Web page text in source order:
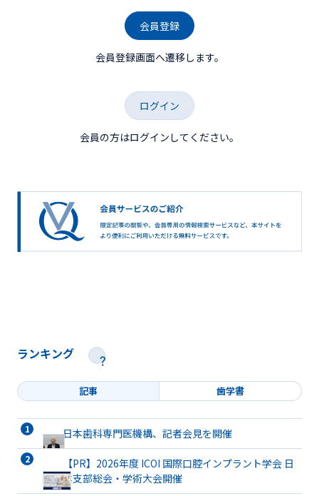
会員登録
会員登録画面へ遷移します。
ログイン
会員の方はログインしてください。
ランキング
記事 歯学書
日本歯科専門医機構、記者会見を開催
【PR】2026年度 ICOI 国際口腔インプラント学会 日
本支部総会・学術大会開催